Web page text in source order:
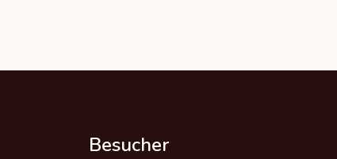
Besucher